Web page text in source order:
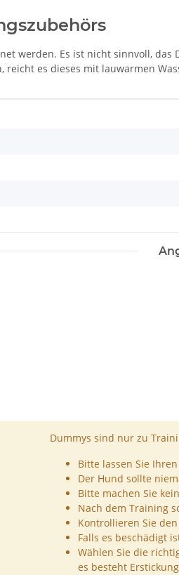
werden. Es ist nicht sinnvoll,
reicht es dieses mit lauwarmen
Dummys sind nur zu
Bitte lassen Sie
Der Hund sollte
Bitte machen Sie
Nach dem Training
Kontrollieren Sie
Falls es beschädigt
Wählen Sie die
es besteht